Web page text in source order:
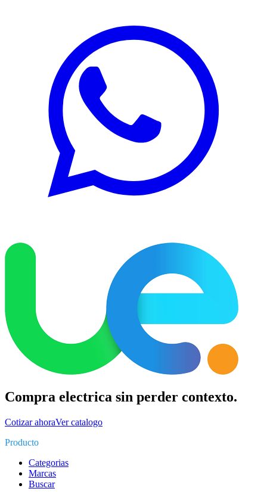
Compra electrica sin perder contexto.
Cotizar ahoraVer catalogo
Producto
Categorias
Marcas
Buscar